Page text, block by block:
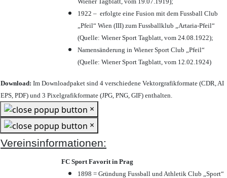
1922 – erfolgte eine Fusion mit dem Fussball Club
„Pfeil“ Wien (III) zum Fussballklub „Artaria-Pfeil“
(Quelle: Wiener Sport Tagblatt, vom 24.08.1922);
Namensänderung in Wiener Sport Club „Pfeil“
(Quelle: Wiener Sport Tagblatt, vom 12.02.1924)
Download: Im Downloadpaket sind 4 verschiedene Vektorgrafikformate (CDR, AI
EPS, PDF) und 3 Pixelgrafikformate (JPG, PNG, GIF) enthalten.
×
×
Vereinsinformationen:
FC Sport Favorit in Prag
1898 = Gründung Fussball und Athletik Club „Sport“